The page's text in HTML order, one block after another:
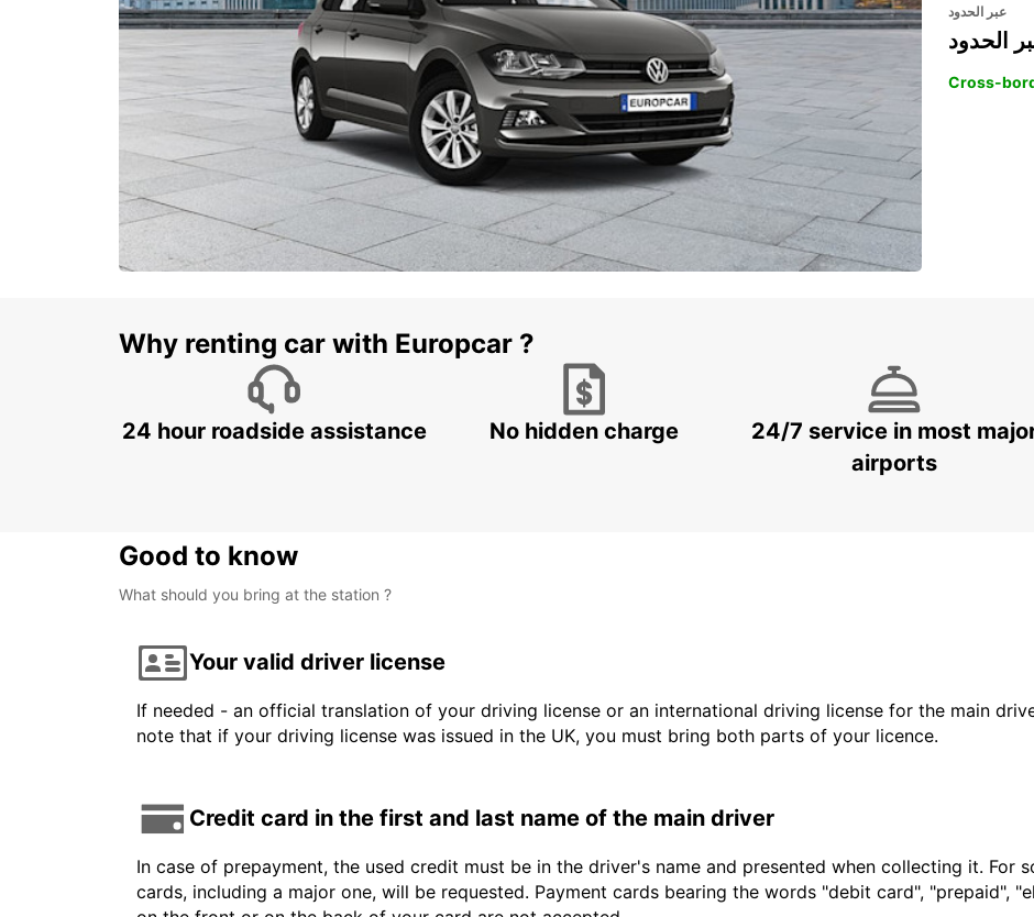
عبر الحدود
الحدود
Cross-
Why renting car with Europcar ?
24 hour roadside assistance No hidden charge
24/7 service in most
airports
Good to know
What should you bring at the station ?
Your valid driver license
If needed - an official translation of your driving license or an international driving license for the main
note that if your driving license was issued in the UK, you must bring both parts of your licence.
Credit card in the first and last name of the main driver
In case of prepayment, the used credit must be in the driver's name and presented when collecting it. For
cards, including a major one, will be requested. Payment cards bearing the words "debit card", "prepaid",